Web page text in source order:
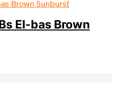
El-bas Brown